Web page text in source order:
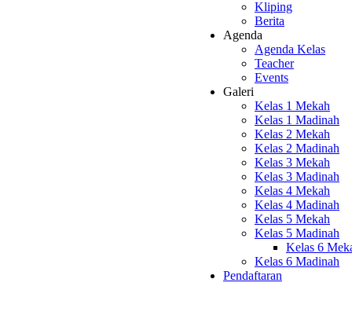
Kliping
Berita
Agenda
Agenda Kelas
Teacher
Events
Galeri
Kelas 1 Mekah
Kelas 1 Madinah
Kelas 2 Mekah
Kelas 2 Madinah
Kelas 3 Mekah
Kelas 3 Madinah
Kelas 4 Mekah
Kelas 4 Madinah
Kelas 5 Mekah
Kelas 5 Madinah
Kelas 6
Kelas 6 Madinah
Pendaftaran